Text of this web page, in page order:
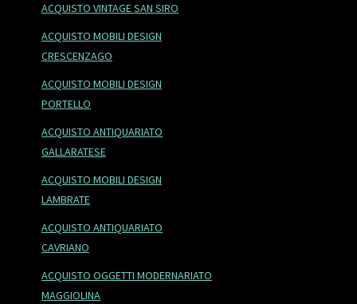
ACQUISTO VINTAGE SAN SIRO
ACQUISTO MOBILI DESIGN
CRESCENZAGO
ACQUISTO MOBILI DESIGN
PORTELLO
ACQUISTO ANTIQUARIATO
GALLARATESE
ACQUISTO MOBILI DESIGN
LAMBRATE
ACQUISTO ANTIQUARIATO
CAVRIANO
ACQUISTO OGGETTI MODERNARIATO
MAGGIOLINA